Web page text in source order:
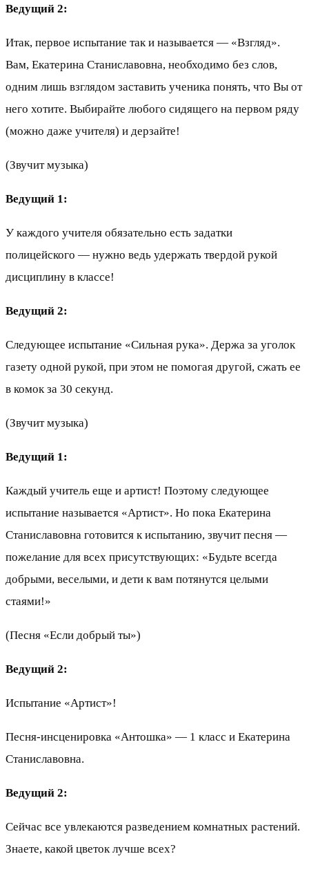
Ведущий 2:
Итак, первое испытание так и называется — «Взгляд».
Вам, Екатерина Станиславовна, необходимо без слов,
одним лишь взглядом заставить ученика понять, что Вы от
него хотите. Выбирайте любого сидящего на первом ряду
(можно даже учителя) и дерзайте!
(Звучит музыка)
Ведущий 1:
У каждого учителя обязательно есть задатки
полицейского — нужно ведь удержать твердой рукой
дисциплину в классе!
Ведущий 2:
Следующее испытание «Сильная рука». Держа за уголок
газету одной рукой, при этом не помогая другой, сжать ее
в комок за 30 секунд.
(Звучит музыка)
Ведущий 1:
Каждый учитель еще и артист! Поэтому следующее
испытание называется «Артист». Но пока Екатерина
Станиславовна готовится к испытанию, звучит песня —
пожелание для всех присутствующих: «Будьте всегда
добрыми, веселыми, и дети к вам потянутся целыми
стаями!»
(Песня «Если добрый ты»)
Ведущий 2:
Испытание «Артист»!
Песня-инсценировка «Антошка» — 1 класс и Екатерина
Станиславовна.
Ведущий 2:
Сейчас все увлекаются разведением комнатных растений.
Знаете, какой цветок лучше всех?